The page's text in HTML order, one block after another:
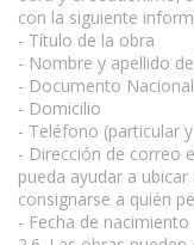
con la siguiente
- Título de la obra
- Nombre y apellido
- Documento
- Domicilio
- Teléfono (particular
- Dirección de correo
pueda ayudar a
consignarse a quién
- Fecha de nacimiento